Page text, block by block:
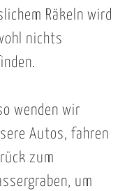
Räkeln wird
nichts
wenden wir
Autos, fahren
zum
um